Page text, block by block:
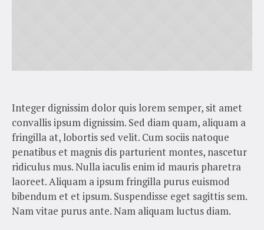
Integer dignissim dolor quis lorem semper, sit amet
convallis ipsum dignissim. Sed diam quam, aliquam a
fringilla at, lobortis sed velit. Cum sociis natoque
penatibus et magnis dis parturient montes, nascetur
ridiculus mus. Nulla iaculis enim id mauris pharetra
laoreet. Aliquam a ipsum fringilla purus euismod
bibendum et et ipsum. Suspendisse eget sagittis sem.
Nam vitae purus ante. Nam aliquam luctus diam.